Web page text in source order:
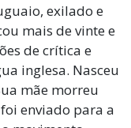
exilado e
mais de vinte e
de crítica e
inglesa. Nasceu
mãe morreu
enviado para a